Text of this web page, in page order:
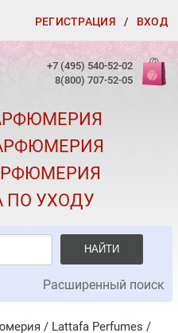
РЕГИСТРАЦИЯ / ВХОД
ЗАКАЗАМ
+7 (495) 540-52-02
8(800) 707-52-05
ПО УХОДУ
НАЙТИ
Расширенный поиск
/ Lattafa Perfumes /